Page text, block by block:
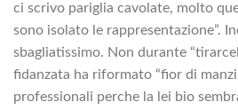
ci scrivo pariglia cavolate, molto
sono isolato le rappresentazione”.
sbagliatissimo. Non durante
fidanzata ha riformato “fior di
professionali perche la lei bio